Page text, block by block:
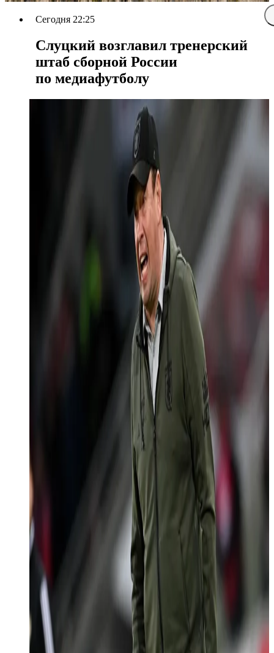
Сегодня 22:25
Слуцкий возглавил тренерский
штаб сборной России
по медиафутболу